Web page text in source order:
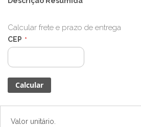
Calcular frete e prazo de entrega
CEP
Valor unitário.